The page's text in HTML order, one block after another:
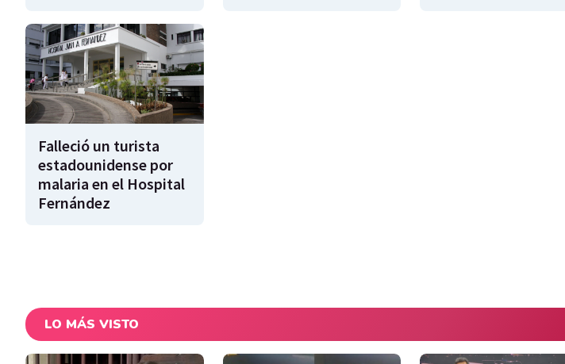
Falleció un turista
estadounidense por
malaria en el Hospital
Fernández
LO MÁS VISTO